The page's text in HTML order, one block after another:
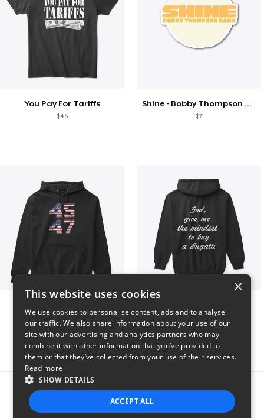
You Pay For Tariffs
$46
Shine - Bobby Thompson Band Merch
$7
$40 $51
Report this product
×
This website uses cookies
We use cookies to personalise content, ads and to analyse
our traffic. We also share information about your use of our
site with our advertising and analytics partners who may
combine it with other information that you’ve provided to
them or that they’ve collected from your use of their services.
Read more
SHOW DETAILS
ACCEPT ALL